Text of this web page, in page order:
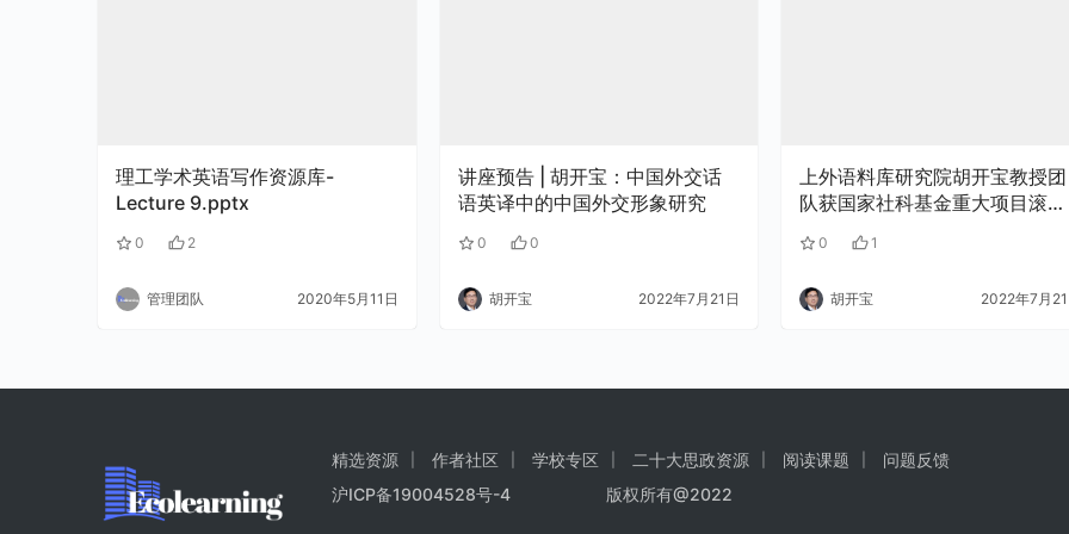
理工学术英语写作资源库-
Lecture 9.pptx
0 2
管理团队 2020年5月11日
讲座预告 | 胡开宝：中国外交话
语英译中的中国外交形象研究
0 0
胡开宝 2022年7月21日
上外语料库研究院胡开宝教授团
队获国家社科基金重大项目滚动
0 1
胡开宝 2022年7月
精选资源 作者社区 学校专区 二十大思政资源 阅读课题
问题反馈
沪ICP备19004528号-4
版权所有@2022